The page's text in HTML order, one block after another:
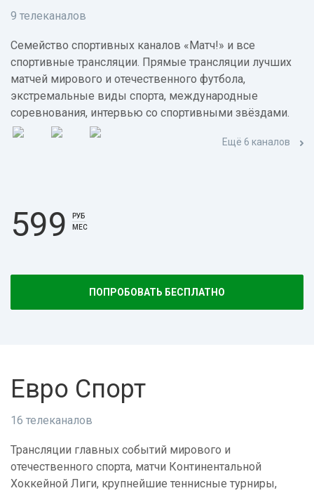
9 телеканалов
Семейство спортивных каналов «Матч!» и все
спортивные трансляции. Прямые трансляции лучших
матчей мирового и отечественного футбола,
экстремальные виды спорта, международные
соревнования, интервью со спортивными звёздами.
Ещё 6 каналов
599
РУБ
МЕС
ПОПРОБОВАТЬ БЕСПЛАТНО
Евро Спорт
16 телеканалов
Трансляции главных событий мирового и
отечественного спорта, матчи Континентальной
Хоккейной Лиги, крупнейшие теннисные турниры,